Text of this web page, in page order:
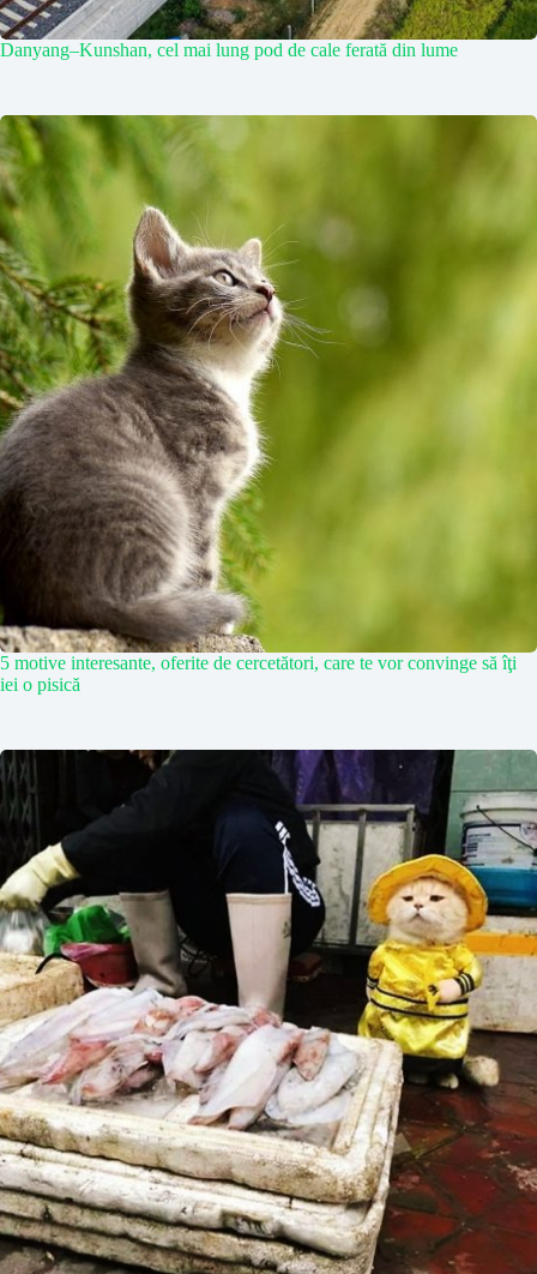
Danyang–Kunshan, cel mai lung pod de cale ferată din lume
5 motive interesante, oferite de cercetători, care te vor convinge să îţi
iei o pisică